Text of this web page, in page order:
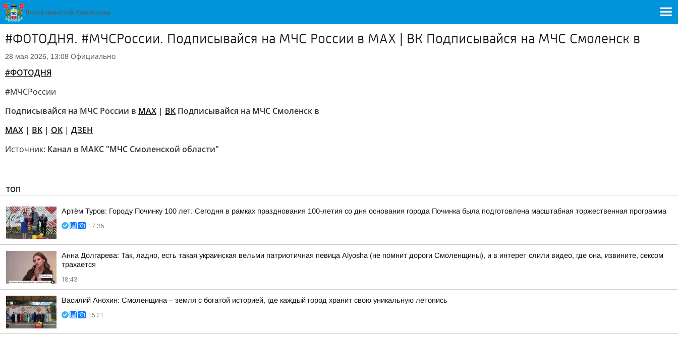
#ФОТОДНЯ. #МЧСРоссии. Подписывайся на МЧС России в MAX | ВК Подписывайся на МЧС Смоленск в
28 мая 2026, 13:08 Официально
#ФОТОДНЯ
#МЧСРоссии
Подписывайся на МЧС России в MAX | ВК Подписывайся на МЧС Смоленск в
MAX | BK | OK | ДЗЕН
Источник: Канал в МАКС "МЧС Смоленской области"
ТОП
Артём Туров: Городу Починку 100 лет. Сегодня в рамках празднования 100-летия со дня основания города Починка была подготовлена масштабная торжественная программа
17:36
Анна Долгарева: Так, ладно, есть такая украинская вельми патриотичная певица Alyosha (не помнит дороги Смоленщины), и в интерет слили видео, где она, извините, сексом
трахается
18:43
Василий Анохин: Смоленщина – земля с богатой историей, где каждый город хранит свою уникальную летопись
15:21